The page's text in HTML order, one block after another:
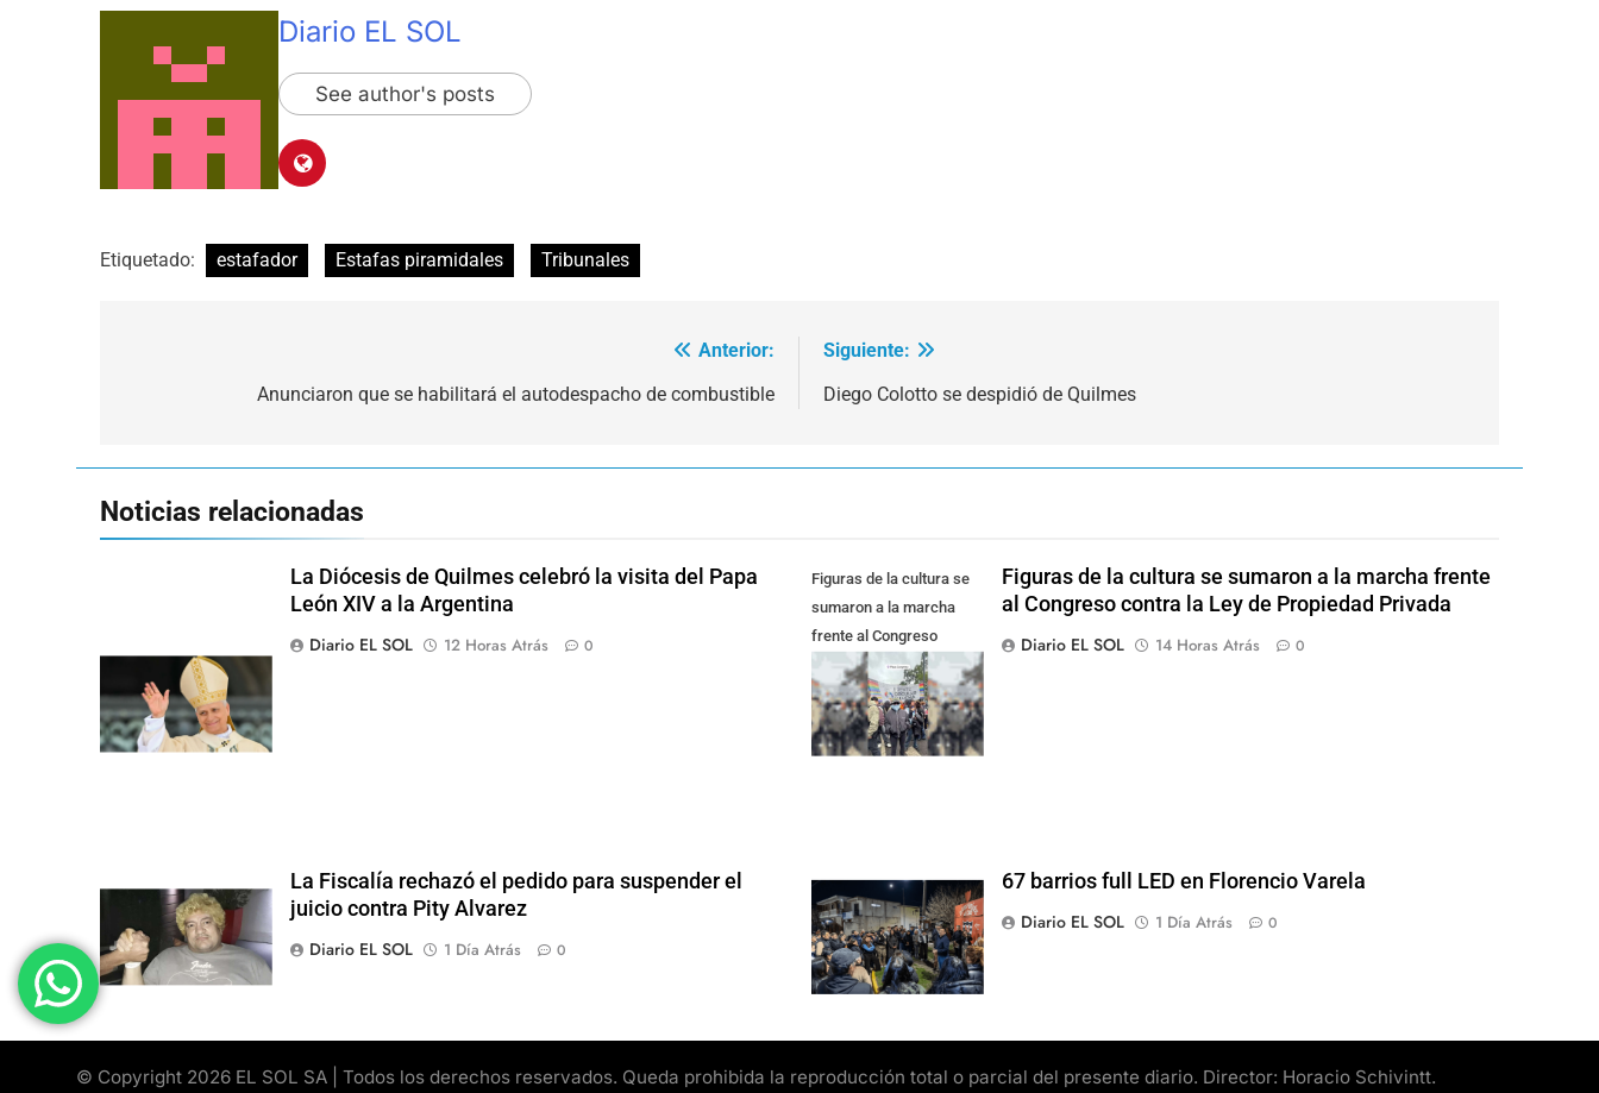
Diario EL SOL
See author's posts
Etiquetado: estafador Estafas piramidales Tribunales
Anterior:
Anunciaron que se habilitará el autodespacho de combustible
Siguiente:
Diego Colotto se despidió de Quilmes
Noticias relacionadas
La Diócesis de Quilmes celebró la visita del Papa
León XIV a la Argentina
Diario EL SOL
12 Horas Atrás 0
Figuras de la cultura se
sumaron a la marcha
frente al Congreso
contra la Ley de
Propiedad Privada
Figuras de la cultura se sumaron a la marcha frente
al Congreso contra la Ley de Propiedad Privada
Diario EL SOL
14 Horas Atrás 0
La Fiscalía rechazó el pedido para suspender el
juicio contra Pity Alvarez
Diario EL SOL
1 Día Atrás 0
67 barrios full LED en Florencio Varela
Diario EL SOL
1 Día Atrás 0
© Copyright 2026 EL SOL SA | Todos los derechos reservados. Queda prohibida la reproducción total o parcial del presente diario. Director: Horacio Schivintt.